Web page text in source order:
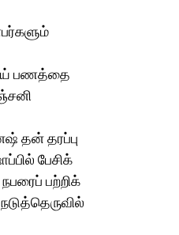
பணத்தை
தன் தரப்பு
பேசிக்
பற்றிக்